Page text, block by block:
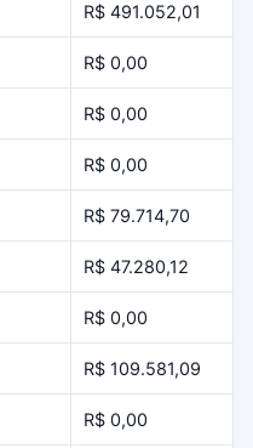
R$ 491.052,01
R$ 0,00
R$ 0,00
R$ 0,00
R$ 79.714,70
R$ 47.280,12
R$ 0,00
R$ 109.581,09
R$ 0,00